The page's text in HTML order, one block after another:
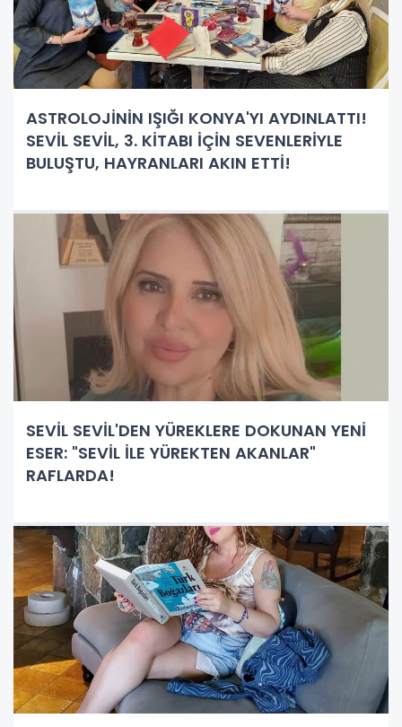
ASTROLOJİNİN IŞIĞI KONYA'YI AYDINLATTI!
SEVİL SEVİL, 3. KİTABI İÇİN SEVENLERİYLE
BULUŞTU, HAYRANLARI AKIN ETTİ!
SEVİL SEVİL'DEN YÜREKLERE DOKUNAN YENİ
ESER: "SEVİL İLE YÜREKTEN AKANLAR"
RAFLARDA!